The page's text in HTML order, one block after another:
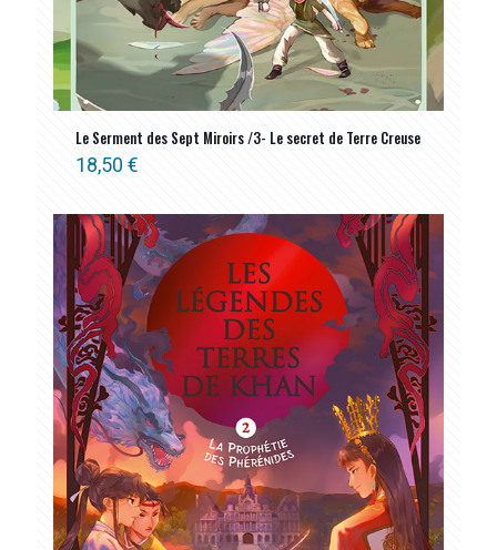
Le Serment des Sept Miroirs /3- Le secret de Terre Creuse
18,50 €